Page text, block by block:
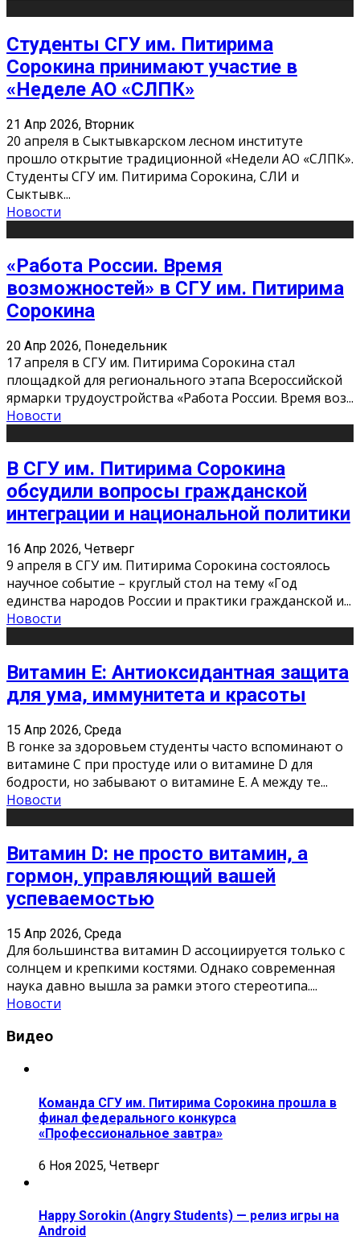
Студенты СГУ им. Питирима
Сорокина принимают участие в
«Неделе АО «СЛПК»
21 Апр 2026, Вторник
20 апреля в Сыктывкарском лесном институте
прошло открытие традиционной «Недели АО «СЛПК».
Студенты СГУ им. Питирима Сорокина, СЛИ и
Сыктывк...
Новости
«Работа России. Время
возможностей» в СГУ им. Питирима
Сорокина
20 Апр 2026, Понедельник
17 апреля в СГУ им. Питирима Сорокина стал
площадкой для регионального этапа Всероссийской
ярмарки трудоустройства «Работа России. Время воз...
Новости
В СГУ им. Питирима Сорокина
обсудили вопросы гражданской
интеграции и национальной политики
16 Апр 2026, Четверг
9 апреля в СГУ им. Питирима Сорокина состоялось
научное событие – круглый стол на тему «Год
единства народов России и практики гражданской и...
Новости
Витамин Е: Антиоксидантная защита
для ума, иммунитета и красоты
15 Апр 2026, Среда
В гонке за здоровьем студенты часто вспоминают о
витамине С при простуде или о витамине D для
бодрости, но забывают о витамине Е. А между те...
Новости
Витамин D: не просто витамин, а
гормон, управляющий вашей
успеваемостью
15 Апр 2026, Среда
Для большинства витамин D ассоциируется только с
солнцем и крепкими костями. Однако современная
наука давно вышла за рамки этого стереотипа....
Новости
Видео
Команда СГУ им. Питирима Сорокина прошла в
финал федерального конкурса
«Профессиональное завтра»
6 Ноя 2025, Четверг
Happy Sorokin (Angry Students) — релиз игры на
Android